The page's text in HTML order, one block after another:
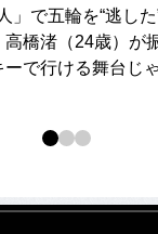
」で五輪を“逃し
橋渚（24歳）が
で行ける舞台じゃ